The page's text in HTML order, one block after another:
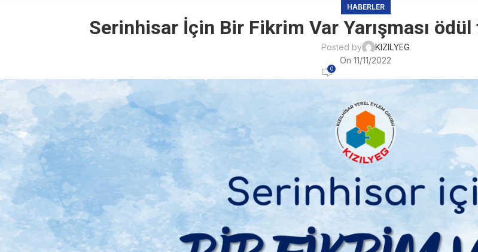
HABERLER
Serinhisar İçin Bir Fikrim Var Yarışması
Posted by
KIZILYEG
On 11/11/2022
0